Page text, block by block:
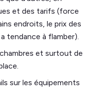
et des tarifs (force
endroits, le prix des
tendance à flamber).
et surtout de
sur les équipements